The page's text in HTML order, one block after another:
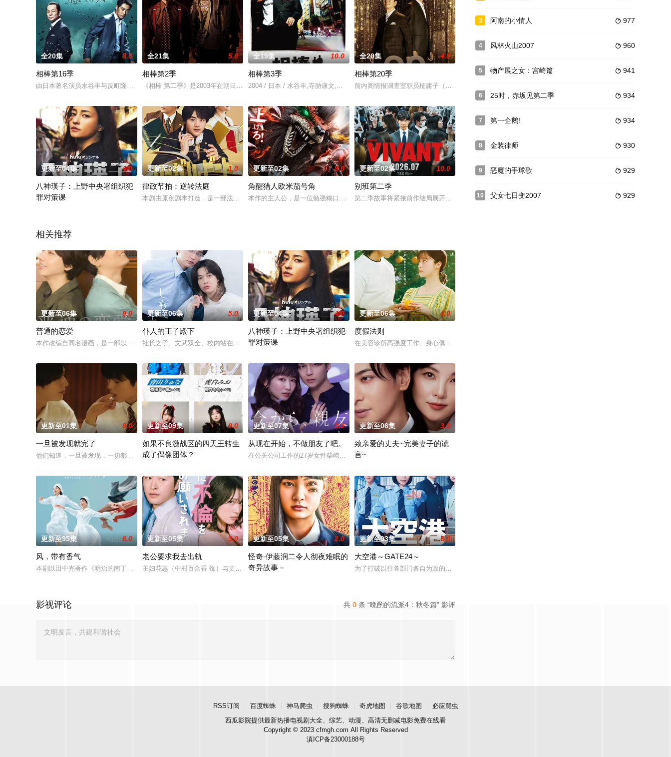
全20集 8.0
相棒第16季
由日本著名演员水谷丰与反町隆史主演的朝日电视台人气电视剧系列《相棒season16》于10月1
全21集 5.0
相棒第2季
《相棒 第二季》是2003年在朝日电视台播出的电视剧。杉下右京由于由于过度精明的头脑而在团体中
全19集 10.0
相棒第3季
2004 / 日本 / 水谷丰,寺胁康文,铃木砂羽
全20集 4.0
相棒第20季
前内阁情报调查室职员柾庸子（远山景织子饰）因涉嫌杀害IT富翁加西周明（石丸干二饰）而被拘留送检
更新至04集 4.0
八神瑛子：上野中央署组织犯
罪对策课
更新至02集 1.0
律政节拍：逆转法庭
本剧由原创剧本打造，是一部法律剧，讲述患有口吃的新人律师，与前辈律师及所长律师一同拾起委托人“
更新至02集 9.0
角醒猎人欧米茄号角
本作的主人公，是一位勉强糊口的寻宝猎人 —— 炎之修特。他精通古代文字，解读古籍后便奔赴探险，
更新至02集 10.0
别班第二季
第二季故事将紧接前作结局展开，以自卫队直辖的非公开组织「别班」为核心，描绘了公安、国际恐怖行动
相关推荐
更新至06集 9.0
普通的恋爱
本作改编自同名漫画，是一部以处于上下级关系的文原一良与东庆伊为中心，讲述这两个笨拙之人寻觅属于
更新至06集 5.0
仆人的王子殿下
社长之子、文武双全、校内站在金字塔顶端的五藤直也（小川饰），以及每天被他使唤来使唤去、身处底层
更新至04集 4.0
八神瑛子：上野中央署组织犯
罪对策课
更新至06集 4.0
度假法则
在美容诊所高强度工作、身心俱疲的星野绿（桥本环奈 饰），因诊所突然倒闭而失业。在哥哥的建议下，
更新至01集 8.0
一旦被发现就完了
他们知道，一旦被发现，一切都会结束。一对高中情侣努力守护他们的秘密恋情，在嫉妒、误解和被发现的
更新至09集 9.0
如果不良激战区的四天王转生
成了偶像团体？
更新至07集 3.0
从现在开始，不做朋友了吧。
在公关公司工作的27岁女性柴崎希麻里性格开朗直率，却因与历任男友在性生活的不合而深陷情感创伤。
更新至06集 3.0
致亲爱的丈夫~完美妻子的谎
言~
更新至95集 6.0
风，带有香气
本剧以田中光著作《明治的南丁格尔 大关和物语》为原案，取材自日本首位专业女护士大关和与铃木雅的
更新至05集 3.0
老公要求我去出轨
主妇花惠（中村百合香 饰）与丈夫弘树（佐野玲於 饰）及4岁女儿看似幸福，却面临着丧偶式育儿与长
更新至05集 2.0
怪奇-伊藤润二令人彻夜难眠的
奇异故事－
更新至03集 6.0
大空港～GATE24～
为了打破以往各部门各自为政的死板规矩，内阁官房直属成立了一个特殊的新部门“GATE24”。这个
共 0 条 “晩酌的流派4：秋冬篇” 影评
影视评论
3  977
阿南的小情人
4  960
风林火山2007
5  941
物产展之女：宫崎篇
6  934
25时，赤坂见第二季
7  934
第一企鹅!
8  930
金装律师
9  929
恶魔的手球歌
10  929
父女七日变2007
RSS订阅 百度蜘蛛 神马爬虫 搜狗蜘蛛 奇虎地图 谷歌地图
必应爬虫
西瓜影院提供最新热播电视剧大全、综艺、动漫、高清无删减电影免费在线看
Copyright © 2023 cfmgh.com All Rights Reserved
滇ICP备23000188号